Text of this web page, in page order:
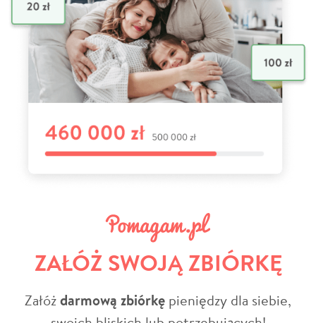
ZAŁÓŻ SWOJĄ ZBIÓRKĘ
Załóżdarmową zbiórkę pieniędzy dla siebie,